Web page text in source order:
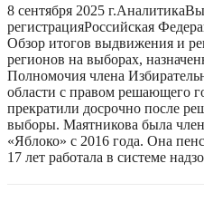
8 сентября 2025 г.Аналитика
регистрацияРоссийская
Обзор итогов выдвижения и
регионов на выборах,
Полномочия члена
области с правом решающего
прекратили досрочно после
выборы. Маятникова была
«Яблоко» с 2016 года. Она
17 лет работала в системе